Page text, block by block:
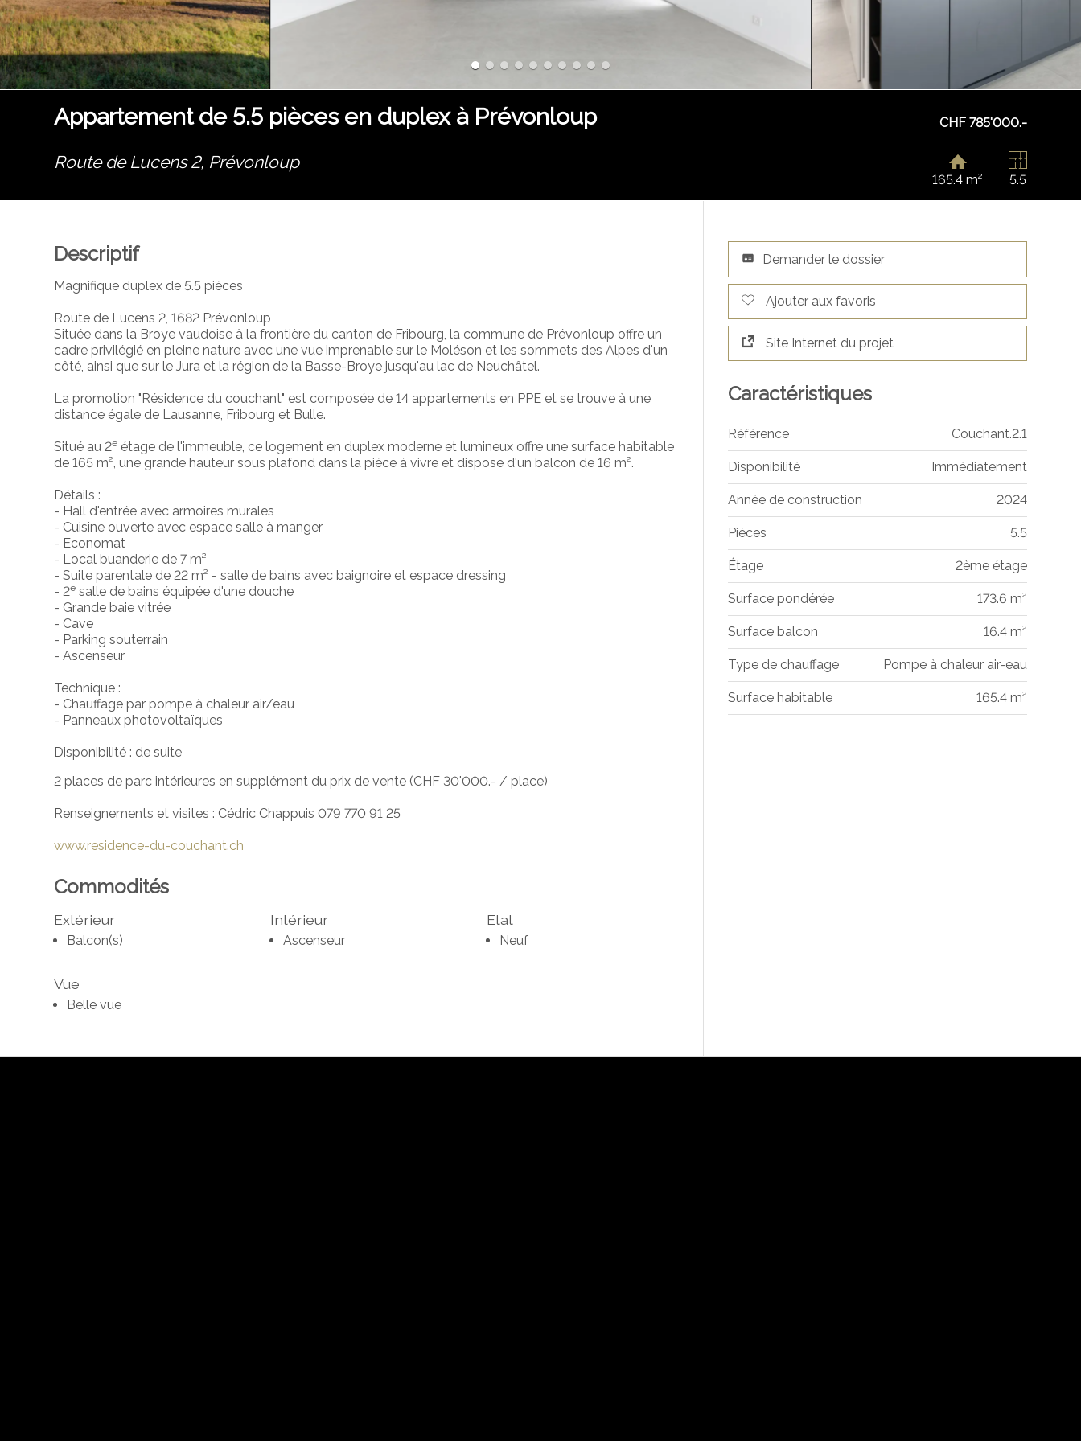
Appartement de 5.5 pièces en duplex à Prévonloup CHF 785'000.-
Route de Lucens 2, Prévonloup
165.4 m² 5.5
Descriptif
Magnifique duplex de 5.5 pièces
Route de Lucens 2, 1682 Prévonloup
Située dans la Broye vaudoise à la frontière du canton de Fribourg, la commune de Prévonloup offre un
cadre privilégié en pleine nature avec une vue imprenable sur le Moléson et les sommets des Alpes d'un
côté, ainsi que sur le Jura et la région de la Basse-Broye jusqu'au lac de Neuchâtel.
La promotion "Résidence du couchant" est composée de 14 appartements en PPE et se trouve à une
distance égale de Lausanne, Fribourg et Bulle.
Situé au 2e étage de l'immeuble, ce logement en duplex moderne et lumineux offre une surface habitable
de 165 m², une grande hauteur sous plafond dans la pièce à vivre et dispose d'un balcon de 16 m².
Détails :
- Hall d'entrée avec armoires murales
- Cuisine ouverte avec espace salle à manger
- Economat
- Local buanderie de 7 m²
- Suite parentale de 22 m² - salle de bains avec baignoire et espace dressing
- 2e salle de bains équipée d'une douche
- Grande baie vitrée
- Cave
- Parking souterrain
- Ascenseur
Technique :
- Chauffage par pompe à chaleur air/eau
- Panneaux photovoltaïques
Disponibilité : de suite
2 places de parc intérieures en supplément du prix de vente (CHF 30'000.- / place)
Renseignements et visites : Cédric Chappuis 079 770 91 25
www.residence-du-couchant.ch
Commodités
Extérieur
Balcon(s)
Intérieur
Ascenseur
Etat
Neuf
Vue
Belle vue
Demander le dossier
Ajouter aux favoris
Site Internet du projet
Caractéristiques
Référence Couchant.2.1
Disponibilité Immédiatement
Année de construction 2024
Pièces 5.5
Étage 2ème étage
Surface pondérée 173.6 m²
Surface balcon 16.4 m²
Type de chauffage Pompe à chaleur air-eau
Surface habitable 165.4 m²